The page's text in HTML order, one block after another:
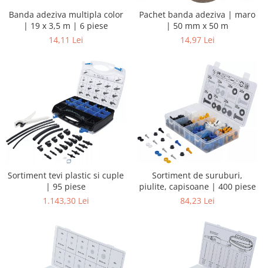
Banda adeziva multipla color
| 19 x 3,5 m | 6 piese
14,11 Lei
Pachet banda adeziva | maro
| 50 mm x 50 m
14,97 Lei
Sortiment tevi plastic si cuple
| 95 piese
1.143,30 Lei
Sortiment de suruburi,
piulite, capisoane | 400 piese
84,23 Lei